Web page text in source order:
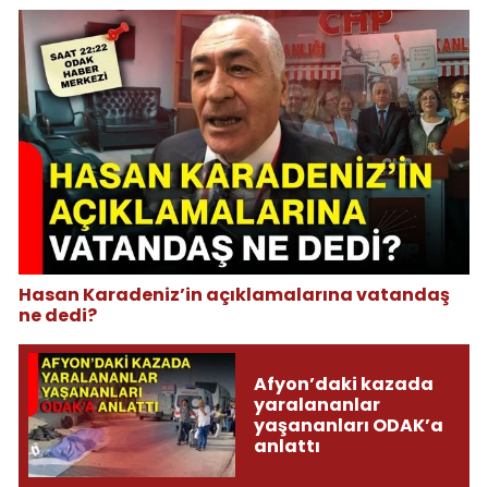
Hasan Karadeniz’in açıklamalarına vatandaş
ne dedi?
Afyon’daki kazada
yaralananlar
yaşananları ODAK’a
anlattı